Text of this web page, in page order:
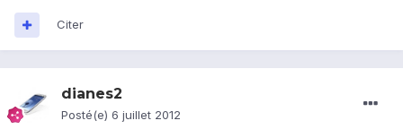
Citer
dianes2
Posté(e) 6 juillet 2012